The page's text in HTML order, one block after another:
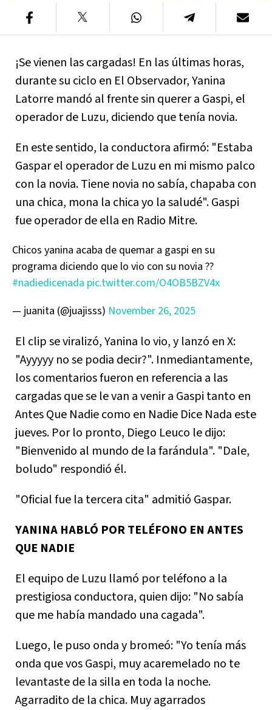
¡Se vienen las cargadas! En las últimas horas,
durante su ciclo en El Observador, Yanina
Latorre mandó al frente sin querer a Gaspi, el
operador de Luzu, diciendo que tenía novia.
En este sentido, la conductora afirmó: "Estaba
Gaspar el operador de Luzu en mi mismo palco
con la novia. Tiene novia no sabía, chapaba con
una chica, mona la chica yo la saludé". Gaspi
fue operador de ella en Radio Mitre.
Chicos yanina acaba de quemar a gaspi en su
programa diciendo que lo vio con su novia ??
#nadiedicenada pic.twitter.com/O4OB5BZV4x
— juanita (@juajisss) November 26, 2025
El clip se viralizó, Yanina lo vio, y lanzó en X:
"Ayyyyy no se podia decir?". Inmediantamente,
los comentarios fueron en referencia a las
cargadas que se le van a venir a Gaspi tanto en
Antes Que Nadie como en Nadie Dice Nada este
jueves. Por lo pronto, Diego Leuco le dijo:
"Bienvenido al mundo de la farándula". "Dale,
boludo" respondió él.
"Oficial fue la tercera cita" admitió Gaspar.
YANINA HABLÓ POR TELÉFONO EN ANTES
QUE NADIE
El equipo de Luzu llamó por teléfono a la
prestigiosa conductora, quien dijo: "No sabía
que me había mandado una cagada".
Luego, le puso onda y bromeó: "Yo tenía más
onda que vos Gaspi, muy acaremelado no te
levantaste de la silla en toda la noche.
Agarradito de la chica. Muy agarrados